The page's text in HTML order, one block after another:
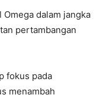
dalam jangka
pertambangan
fokus pada
menambah